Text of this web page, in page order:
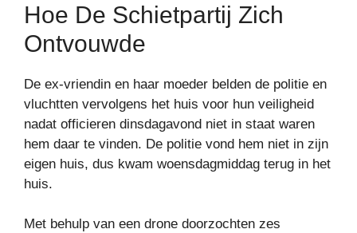
Hoe De Schietpartij Zich
Ontvouwde
De ex-vriendin en haar moeder belden de politie en
vluchtten vervolgens het huis voor hun veiligheid
nadat officieren dinsdagavond niet in staat waren
hem daar te vinden. De politie vond hem niet in zijn
eigen huis, dus kwam woensdagmiddag terug in het
huis.
Met behulp van een drone doorzochten zes